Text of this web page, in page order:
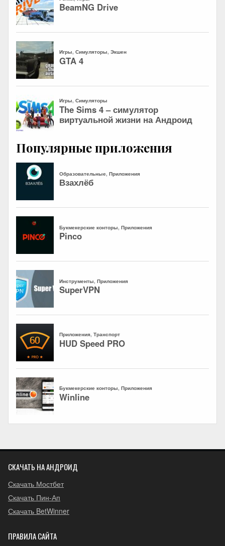
Популярные приложения
СКАЧАТЬ НА АНДРОИД
Скачать Мостбет
Скачать Пин-Ап
Скачать BetWinner
ПРАВИЛА САЙТА